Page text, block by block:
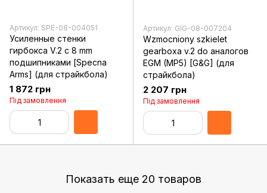
Артикул: SPE-08-004051
Усиленные стенки
гирбокса V.2 с 8 mm
подшипниками [Specna
Arms] (для страйкбола)
1 872 грн
Під замовлення
Артикул: GIG-08-007204
Wzmocniony szkielet
gearboxa v.2 do аналогов
EGM (MP5) [G&G] (для
страйкбола)
2 207 грн
Під замовлення
Показать еще 20 товаров